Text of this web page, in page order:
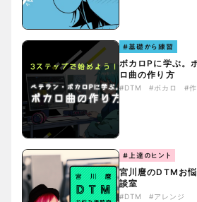
#基礎から練習
ボカロPに学ぶ。
ロ曲の作り方
#DTM #ボカロ #
#上達のヒント
宮川麿のDTMお
談室
#DTM
#アレンジ